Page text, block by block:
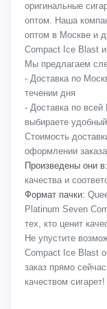
оригинальные
оптом. Наша
оптом в Москве и
Compact Ice Blast
Мы предлагаем
- Доставка по
течении дня
- Доставка по
выбираете
Стоимость
оформлении заказа
Произведены они в:
качества и
Формат пачки:
Platinum Seven
тех, кто ценит
Не упустите
Compact Ice Blast
заказ прямо
качеством сигарет!